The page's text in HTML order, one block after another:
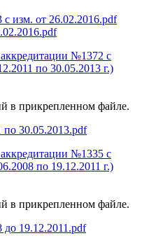
изм. от 26.02.2016.pdf
аккредитации №1372 с
по 30.05.2013 г.)
в прикрепленном файле.
по 30.05.2013.pdf
аккредитации №1335 с
по 19.12.2011 г.)
в прикрепленном файле.
до 19.12.2011.pdf